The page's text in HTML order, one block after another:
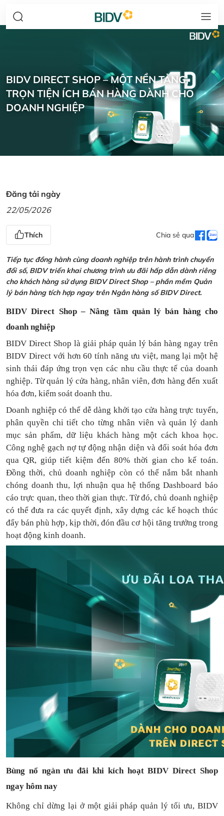
BIDV DIRECT SHOP – MỘT NỀN TẢNG,
TRỌN TIỆN ÍCH BÁN HÀNG DÀNH CHO
DOANH NGHIỆP
Đăng tải ngày
22/05/2026
Thích Chia sẻ qua
Tiếp tục đồng hành cùng doanh nghiệp trên hành trình chuyển
đổi số, BIDV triển khai chương trình ưu đãi hấp dẫn dành riêng
cho khách hàng sử dụng BIDV Direct Shop – phần mềm Quản
lý bán hàng tích hợp ngay trên Ngân hàng số BIDV Direct.
BIDV Direct Shop – Nâng tầm quản lý bán hàng cho
doanh nghiệp
BIDV Direct Shop là giải pháp quản lý bán hàng ngay trên
BIDV Direct với hơn 60 tính năng ưu việt, mang lại một hệ
sinh thái đáp ứng trọn vẹn các nhu cầu thực tế của doanh
nghiệp. Từ quản lý cửa hàng, nhân viên, đơn hàng đến xuất
hóa đơn, kiểm soát doanh thu.
Doanh nghiệp có thể dễ dàng khởi tạo cửa hàng trực tuyến,
phân quyền chi tiết cho từng nhân viên và quản lý danh
mục sản phẩm, dữ liệu khách hàng một cách khoa học.
Công nghệ gạch nợ tự động nhận diện và đối soát hóa đơn
qua QR, giúp tiết kiệm đến 80% thời gian cho kế toán.
Đồng thời, chủ doanh nghiệp còn có thể nắm bắt nhanh
chóng doanh thu, lợi nhuận qua hệ thống Dashboard báo
cáo trực quan, theo thời gian thực. Từ đó, chủ doanh nghiệp
có thểđưa ra các quyết định, xây dựng các kế hoạch thúc
đẩy bán phù hợp, kịp thời, đón đầu cơ hội tăng trưởng trong
hoạt động kinh doanh.
Bùng nổ ngàn ưu đãi khi kích hoạt BIDV Direct Shop
ngay hôm nay
Không chỉ dừng lại ở một giải pháp quản lý tối ưu, BIDV